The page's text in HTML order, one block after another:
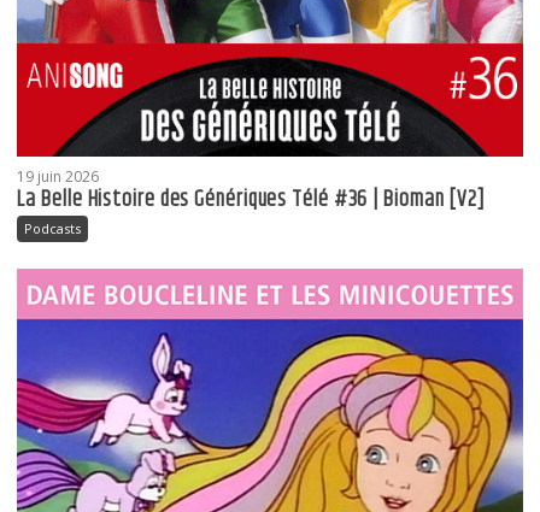
19 juin 2026
La Belle Histoire des Génériques Télé #36 | Bioman [V2]
Podcasts